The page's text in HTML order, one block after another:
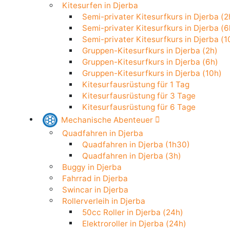
Stand Up Paddle in Djerba
Kitesurfen in Djerba
Semi-privater Kitesurfkurs in Djerba
Semi-privater Kitesurfkurs in Djerba
Semi-privater Kitesurfkurs in Djerba
Gruppen-Kitesurfkurs in Djerba (2h)
Gruppen-Kitesurfkurs in Djerba (6h)
Gruppen-Kitesurfkurs in Djerba (10h)
Kitesurfausrüstung für 1 Tag
Kitesurfausrüstung für 3 Tage
Kitesurfausrüstung für 6 Tage
Mechanische Abenteuer
Quadfahren in Djerba
Quadfahren in Djerba (1h30)
Quadfahren in Djerba (3h)
Buggy in Djerba
Fahrrad in Djerba
Swincar in Djerba
Rollerverleih in Djerba